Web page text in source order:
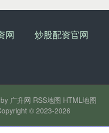
网 炒股配资官网
广升网 RSS地图 HTML地图
© 2023-2026